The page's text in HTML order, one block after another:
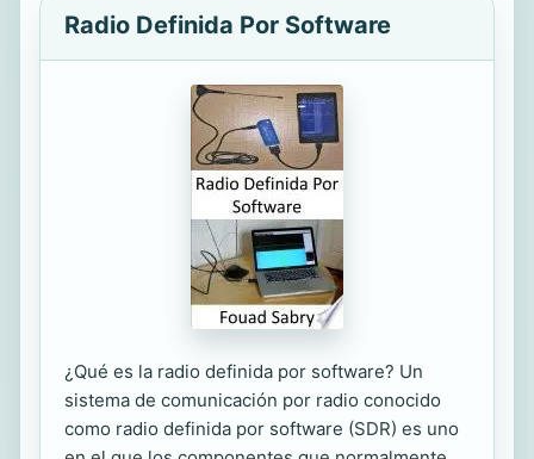
Radio Definida Por Software
¿Qué es la radio definida por software? Un
sistema de comunicación por radio conocido
como radio definida por software (SDR) es uno